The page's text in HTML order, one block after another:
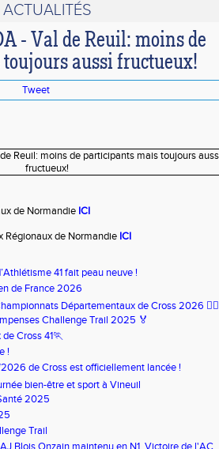
ACTUALITÉS
- Val de Reuil: moins de
aussi fructueux!
Tweet
de Normandie ICI
Régionaux de Normandie ICI
41 fait peau neuve !
de France 2026
Départementaux de Cross 2026 🏃‍♀️
Challenge Trail 2025 🏅
Cross 41🏃
!
de Cross est officiellement lancée !
bien-être et sport à Vineuil
2025
Trail